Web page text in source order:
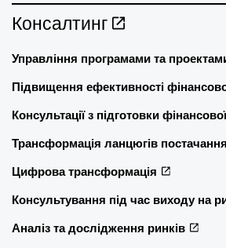
Консалтинг
Управління програмами та
Підвищення ефективності
Консультації з підготовки фінансової
Трансформація ланцюгів
Цифрова трансформація
Консультування під час виходу на
Аналіз та дослідження ринків